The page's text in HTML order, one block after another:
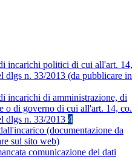
incarichi politici di cui all'art. 14,
dlgs n. 33/2013 (da pubblicare in
incarichi di amministrazione, di
o di governo di cui all'art. 14, co.
dlgs n. 33/2013 4
(documentazione da
sul sito web)
comunicazione dei dati